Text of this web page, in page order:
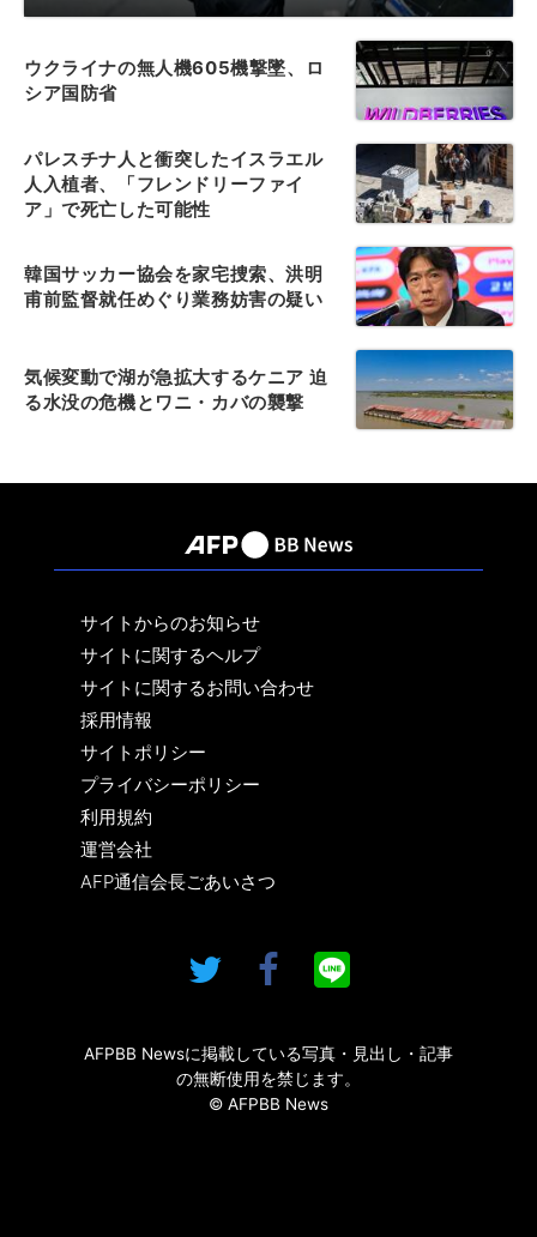
ウクライナの無人機605機撃墜、ロ
シア国防省
パレスチナ人と衝突したイスラエル
人入植者、「フレンドリーファイ
ア」で死亡した可能性
韓国サッカー協会を家宅捜索、洪明
甫前監督就任めぐり業務妨害の疑い
気候変動で湖が急拡大するケニア 迫
る水没の危機とワニ・カバの襲撃
サイトからのお知らせ
サイトに関するヘルプ
サイトに関するお問い合わせ
採用情報
サイトポリシー
プライバシーポリシー
利用規約
運営会社
AFP通信会長ごあいさつ
AFPBB Newsに掲載している写真・見出し・記事
の無断使用を禁じます。
© AFPBB News